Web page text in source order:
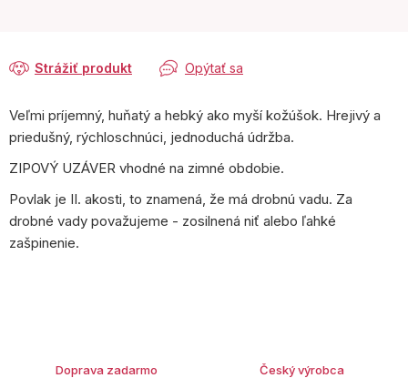
Opýtať sa
Strážiť produkt
Veľmi príjemný, huňatý a hebký ako myší kožúšok. Hrejivý a
priedušný, rýchloschnúci, jednoduchá údržba.
ZIPOVÝ UZÁVER vhodné na zimné obdobie.
Povlak je II. akosti, to znamená, že má drobnú vadu. Za
drobné vady považujeme - zosilnená niť alebo ľahké
zašpinenie.
Doprava zadarmo Český výrobca